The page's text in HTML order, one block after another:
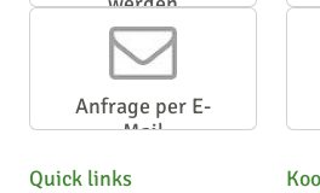
Anfrage per E-
Mail
Quick links